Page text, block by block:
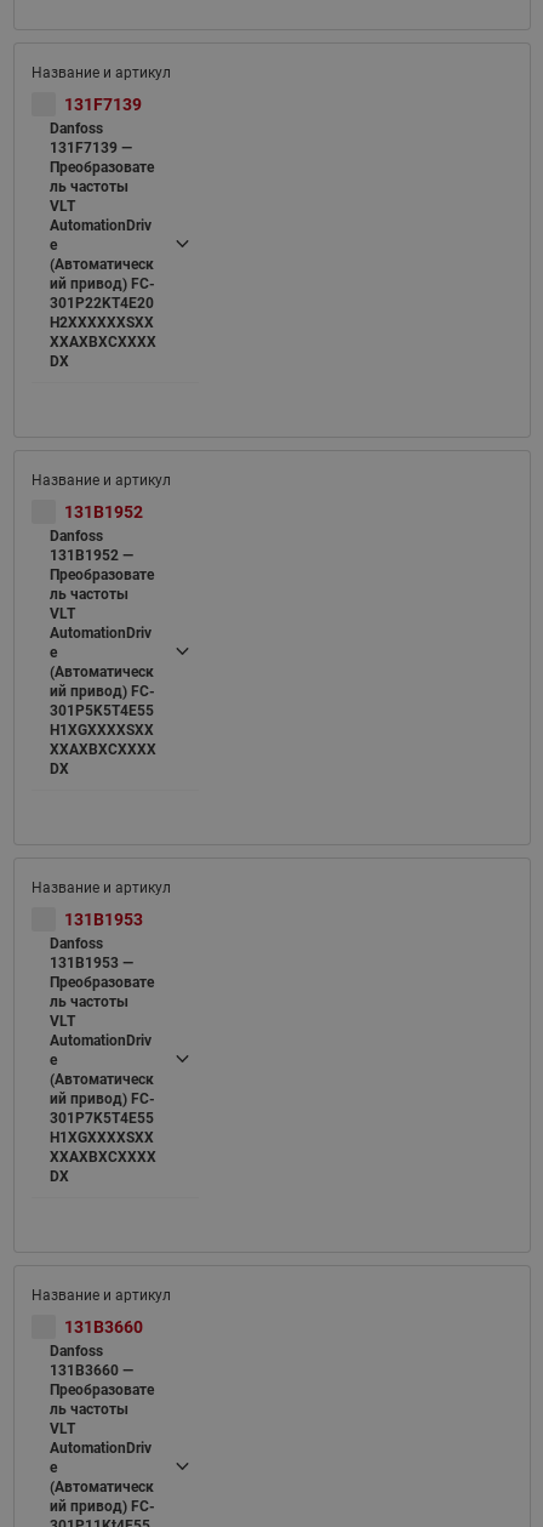
131F7139
Danfoss
131F7139 —
Преобразовате
ль частоты
VLT
AutomationDriv
e
(Автоматическ
ий привод) FC-
301P22KT4E20
H2XXXXXXSXX
XXAXBXCXXXX
DX
131B1952
Danfoss
131B1952 —
Преобразовате
ль частоты
VLT
AutomationDriv
e
(Автоматическ
ий привод) FC-
301P5K5T4E55
H1XGXXXXSXX
XXAXBXCXXXX
DX
131B1953
Danfoss
131B1953 —
Преобразовате
ль частоты
VLT
AutomationDriv
e
(Автоматическ
ий привод) FC-
301P7K5T4E55
H1XGXXXXSXX
XXAXBXCXXXX
DX
131B3660
Danfoss
131B3660 —
Преобразовате
ль частоты
VLT
AutomationDriv
e
(Автоматическ
ий привод) FC-